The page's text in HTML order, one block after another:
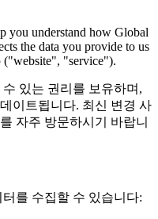
understand how Global
the data you provide to us
("website", "service").
있는 권리를 보유하며,
이트됩니다. 최신 변경 사
자주 방문하시기 바랍니
를 수집할 수 있습니다: